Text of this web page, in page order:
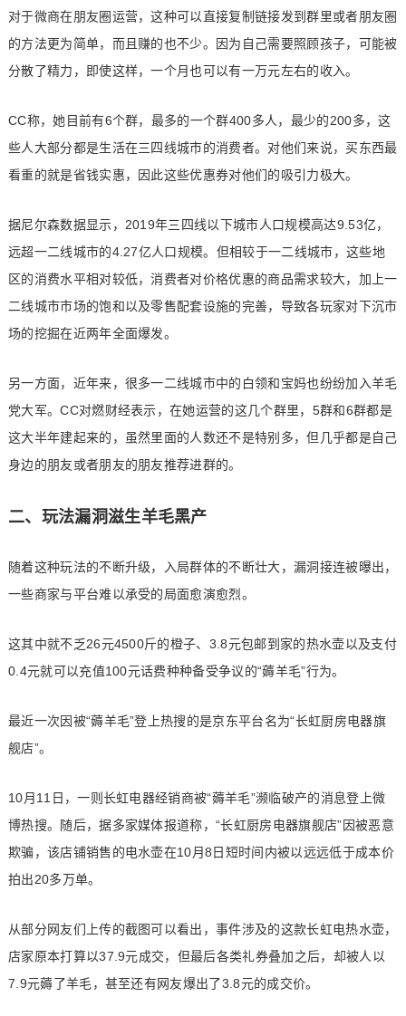
对于微商在朋友圈运营，这种可以直接复制链接发到群里或者朋友圈
的方法更为简单，而且赚的也不少。因为自己需要照顾孩子，可能被
分散了精力，即使这样，一个月也可以有一万元左右的收入。
CC称，她目前有6个群，最多的一个群400多人，最少的200多，这
些人大部分都是生活在三四线城市的消费者。对他们来说，买东西最
看重的就是省钱实惠，因此这些优惠券对他们的吸引力极大。
据尼尔森数据显示，2019年三四线以下城市人口规模高达9.53亿，
远超一二线城市的4.27亿人口规模。但相较于一二线城市，这些地
区的消费水平相对较低，消费者对价格优惠的商品需求较大，加上一
二线城市市场的饱和以及零售配套设施的完善，导致各玩家对下沉市
场的挖掘在近两年全面爆发。
另一方面，近年来，很多一二线城市中的白领和宝妈也纷纷加入羊毛
党大军。CC对燃财经表示，在她运营的这几个群里，5群和6群都是
这大半年建起来的，虽然里面的人数还不是特别多，但几乎都是自己
身边的朋友或者朋友的朋友推荐进群的。
二、玩法漏洞滋生羊毛黑产
随着这种玩法的不断升级，入局群体的不断壮大，漏洞接连被曝出，
一些商家与平台难以承受的局面愈演愈烈。
这其中就不乏26元4500斤的橙子、3.8元包邮到家的热水壶以及支付
0.4元就可以充值100元话费种种备受争议的“薅羊毛”行为。
最近一次因被“薅羊毛”登上热搜的是京东平台名为“长虹厨房电器旗
舰店”。
10月11日，一则长虹电器经销商被“薅羊毛”濒临破产的消息登上微
博热搜。随后，据多家媒体报道称，“长虹厨房电器旗舰店”因被恶意
欺骗，该店铺销售的电水壶在10月8日短时间内被以远远低于成本价
拍出20多万单。
从部分网友们上传的截图可以看出，事件涉及的这款长虹电热水壶，
店家原本打算以37.9元成交，但最后各类礼券叠加之后，却被人以
7.9元薅了羊毛，甚至还有网友爆出了3.8元的成交价。